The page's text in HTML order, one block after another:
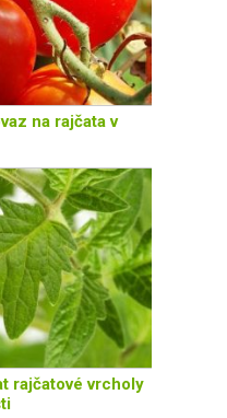
na rajčata v
rajčatové vrcholy